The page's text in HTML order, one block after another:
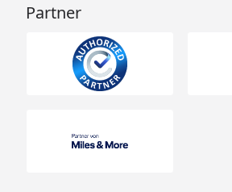
Partner